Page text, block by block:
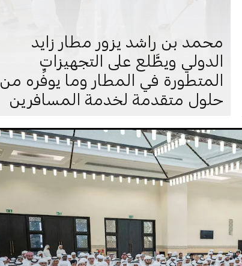
محمد بن راشد يزور مطار زايد
الدولي ويطَّلع على التجهيزات
المتطورة في المطار وما يوفِّره من
حلول متقدمة لخدمة المسافرين